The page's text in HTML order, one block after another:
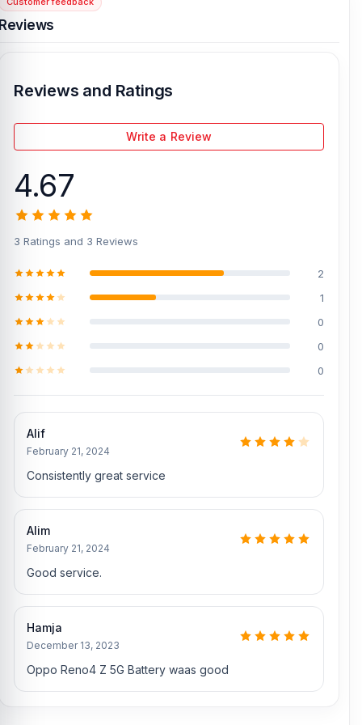
vc_column][/vc_row]
Reviews and Ratings
Write a Review
4.67
3 Ratings and 3 Reviews
2
1
0
0
0
Alif
February 21, 2024
Consistently great service
Alim
February 21, 2024
Good service.
Hamja
December 13, 2023
Oppo Reno4 Z 5G Battery waas good